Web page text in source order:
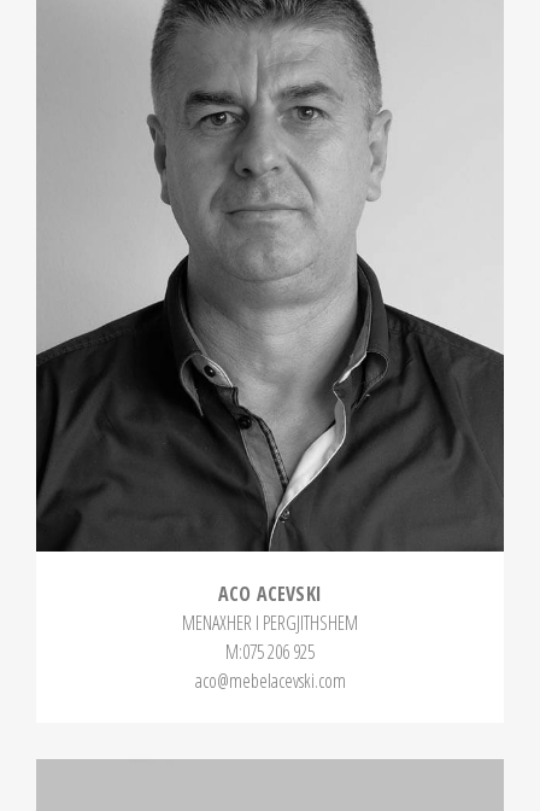
ACO ACEVSKI
MENAXHER I PERGJITHSHEM
М:075 206 925
aco@mebelacevski.com